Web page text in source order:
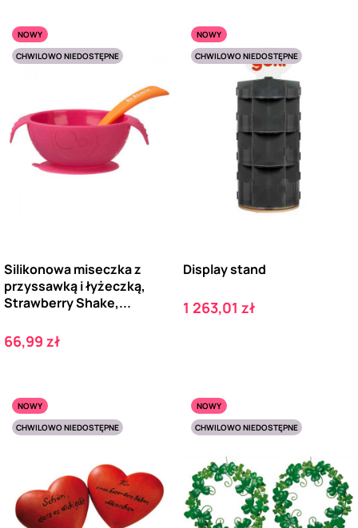
NOWY
CHWILOWO NIEDOSTĘPNE
Silikonowa miseczka z
przyssawką i łyżeczką,
Strawberry Shake,...
Cena
66,99 zł
NOWY
CHWILOWO NIEDOSTĘPNE
Display stand
Cena
1 263,01 zł
NOWY
CHWILOWO NIEDOSTĘPNE
NOWY
CHWILOWO NIEDOSTĘPNE